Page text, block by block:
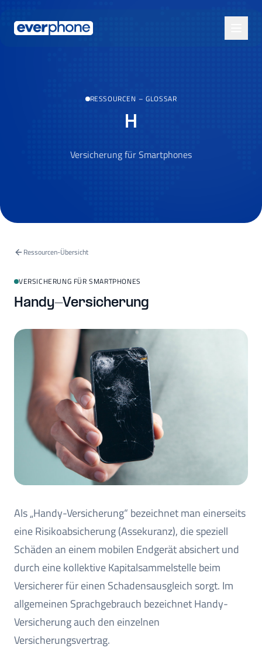
RESSOURCEN – GLOSSAR
H
Versicherung für Smartphones
Ressourcen-Übersicht
VERSICHERUNG FÜR SMARTPHONES
Handy-Versicherung
Als „Handy-Versicherung“ bezeichnet man einerseits
eine Risikoabsicherung (Assekuranz), die speziell
Schäden an einem mobilen Endgerät absichert und
durch eine kollektive Kapitalsammelstelle beim
Versicherer für einen Schadensausgleich sorgt. Im
allgemeinen Sprachgebrauch bezeichnet Handy-
Versicherung auch den einzelnen
Versicherungsvertrag.